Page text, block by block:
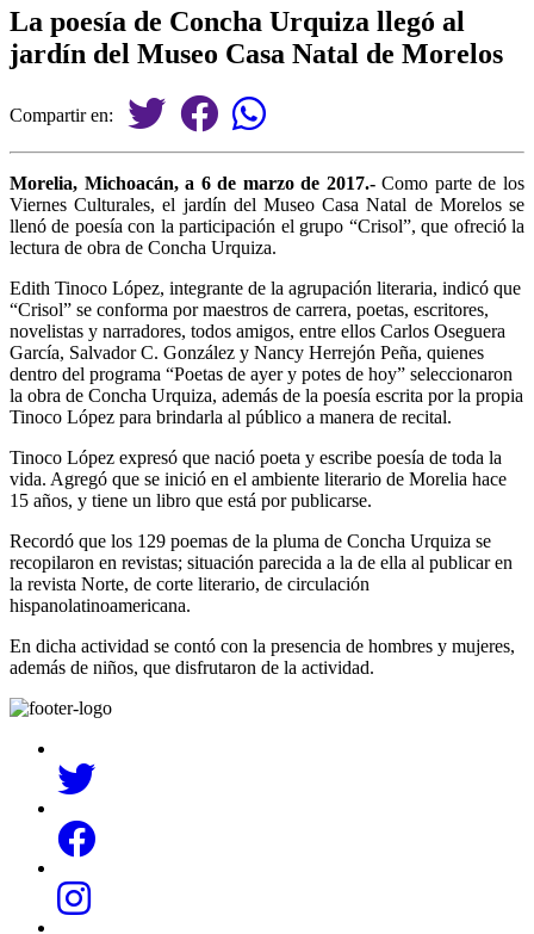
La poesía de Concha Urquiza llegó al
jardín del Museo Casa Natal de Morelos
Compartir en:
Morelia, Michoacán, a 6 de marzo de 2017.-Como parte de los
Viernes Culturales, el jardín del Museo Casa Natal de Morelos se
llenó de poesía con la participación el grupo “Crisol”, que ofreció la
lectura de obra de Concha Urquiza.
Edith Tinoco López, integrante de la agrupación literaria, indicó que
“Crisol” se conforma por maestros de carrera, poetas, escritores,
novelistas y narradores, todos amigos, entre ellos Carlos Oseguera
García, Salvador C. González y Nancy Herrejón Peña, quienes
dentro del programa “Poetas de ayer y potes de hoy” seleccionaron
la obra de Concha Urquiza, además de la poesía escrita por la propia
Tinoco López para brindarla al público a manera de recital.
Tinoco López expresó que nació poeta y escribe poesía de toda la
vida. Agregó que se inició en el ambiente literario de Morelia hace
15 años, y tiene un libro que está por publicarse.
Recordó que los 129 poemas de la pluma de Concha Urquiza se
recopilaron en revistas; situación parecida a la de ella al publicar en
la revista Norte, de corte literario, de circulación
hispanolatinoamericana.
En dicha actividad se contó con la presencia de hombres y mujeres,
además de niños, que disfrutaron de la actividad.